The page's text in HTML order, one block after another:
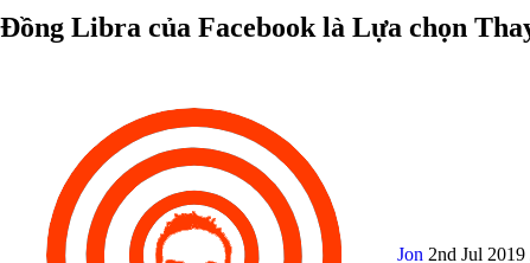
Đồng Libra của Facebook là Lựa chọn
Jon 2nd Jul 2019